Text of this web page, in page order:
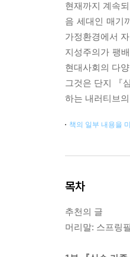
현재까지 계속
음 세대인 매기
가정환경에서
지성주의가 팽
현대사회의 다
그것은 단지 『
하는 내러티브
책의 일부 내용을
목차
추천의 글
머리말: 스프링